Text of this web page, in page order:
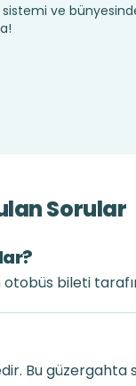
ve
Sorular
bileti
Bu güzergahta